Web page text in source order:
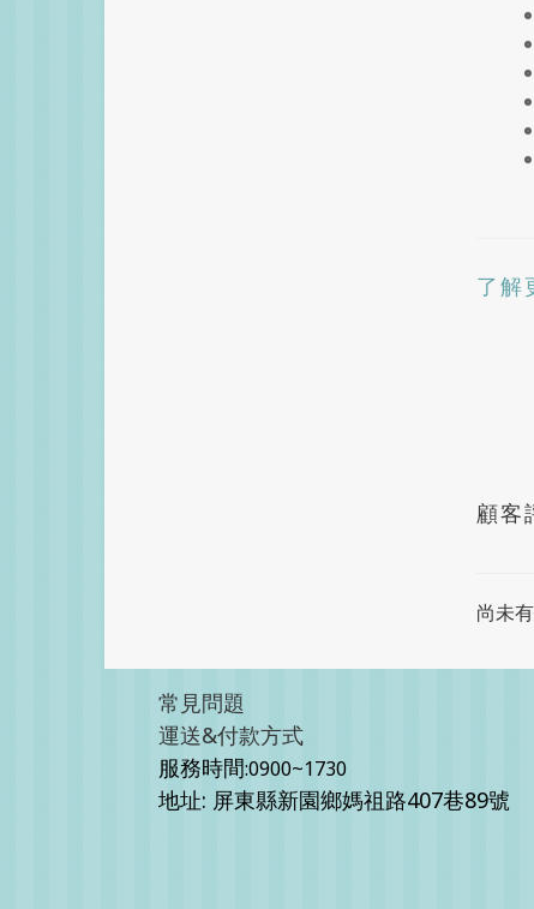
了解
顧客
尚未
常見問題
運送&付款方式
服務時間:0900~1730
地址: 屏東縣新園鄉媽祖路407巷89號